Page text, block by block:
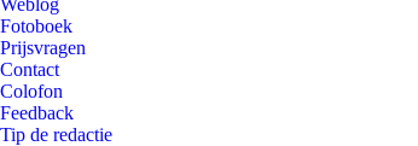
Weblog
Fotoboek
Prijsvragen
Contact
Colofon
Feedback
Tip de redactie